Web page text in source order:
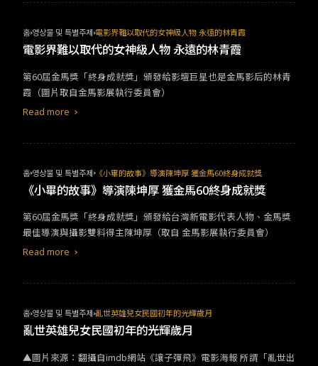
홈 영상물 및 특별주제 電影界難以取代的女神級人物 永遠的林青霞
電影界難以取代的女神級人物 永遠的林青霞
​​第60屆金馬獎「終身成就獎」頒發給影壇巨星也是金馬影后的林青
霞（​​圖片​​取自金馬影展執行委員會）​
Read more
홈 영상물 및 특별주제 《小畢的故事》導演陳坤厚 獲金馬60終身成就獎
《小畢的故事》導演陳坤厚 獲金馬60終身成就獎
​​第60屆金馬獎「終身成就獎」頒發給台灣新電影代表人物、金馬獎
最佳導演與攝影雙料得主陳坤厚（取自 金馬影展執行委員會）​
Read more
홈 영상물 및 특별주제 亂世英雄兒女民國初年的光輝歲月
亂世英雄兒女民國初年的光輝歲月
▲圖片來源：翻攝自imdb網站《讓子彈飛》電影海報 所謂「亂世出